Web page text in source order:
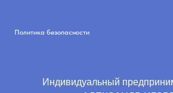
Политика безопасности
Индивидуальный